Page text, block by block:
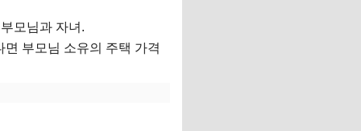
모님과 자녀.
부모님 소유의 주택 가격